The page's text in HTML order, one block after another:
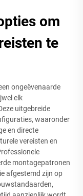
om
te
ongeëvenaarde
elk
uitgebreide
waaronder
en directe
vereisten en
montagepatronen
afgestemd zijn op